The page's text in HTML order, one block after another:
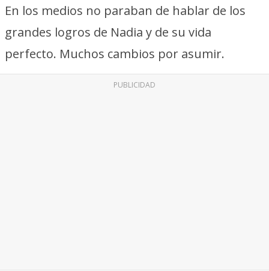
En los medios no paraban de hablar de los
grandes logros de Nadia y de su vida
perfecto. Muchos cambios por asumir.
PUBLICIDAD